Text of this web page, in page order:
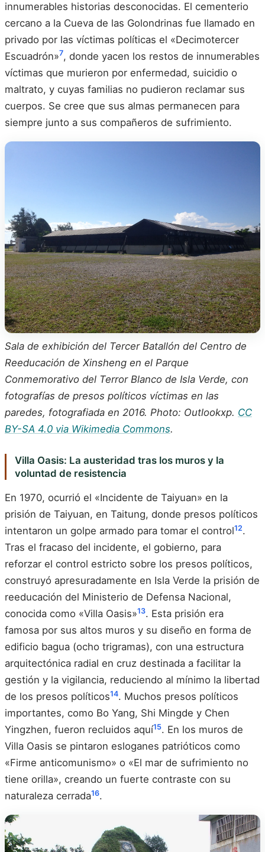
innumerables historias desconocidas. El cementerio
cercano a la Cueva de las Golondrinas fue llamado en
privado por las víctimas políticas el «Decimotercer
Escuadrón»7, donde yacen los restos de innumerables
víctimas que murieron por enfermedad, suicidio o
maltrato, y cuyas familias no pudieron reclamar sus
cuerpos. Se cree que sus almas permanecen para
siempre junto a sus compañeros de sufrimiento.
Sala de exhibición del Tercer Batallón del Centro de
Reeducación de Xinsheng en el Parque
Conmemorativo del Terror Blanco de Isla Verde, con
fotografías de presos políticos víctimas en las
paredes, fotografiada en 2016. Photo: Outlookxp. CC
BY-SA 4.0 via Wikimedia Commons.
Villa Oasis: La austeridad tras los muros y la
voluntad de resistencia
En 1970, ocurrió el «Incidente de Taiyuan» en la
prisión de Taiyuan, en Taitung, donde presos políticos
intentaron un golpe armado para tomar el control12.
Tras el fracaso del incidente, el gobierno, para
reforzar el control estricto sobre los presos políticos,
construyó apresuradamente en Isla Verde la prisión de
reeducación del Ministerio de Defensa Nacional,
conocida como «Villa Oasis»13. Esta prisión era
famosa por sus altos muros y su diseño en forma de
edificio bagua (ocho trigramas), con una estructura
arquitectónica radial en cruz destinada a facilitar la
gestión y la vigilancia, reduciendo al mínimo la libertad
de los presos políticos14. Muchos presos políticos
importantes, como Bo Yang, Shi Mingde y Chen
Yingzhen, fueron recluidos aquí15. En los muros de
Villa Oasis se pintaron esloganes patrióticos como
«Firme anticomunismo» o «El mar de sufrimiento no
tiene orilla», creando un fuerte contraste con su
naturaleza cerrada16.